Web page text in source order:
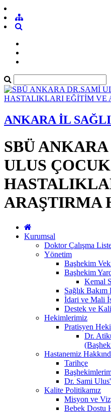
ANKARA İL
SBÜ
ULUS
ARAŞTIRMA
Kurumsal
Doktor Çalışma
Yönetim
Başhekim
Başhekim
Kemal
Sağlık
İdari ve Mali
Destek ve
Hekimlerimiz
Pratisyen
Dr.
Hastanemiz
Tarihçe
Dr. Sami
Kalite Politikamız
Misyon ve
Bebek Dostu